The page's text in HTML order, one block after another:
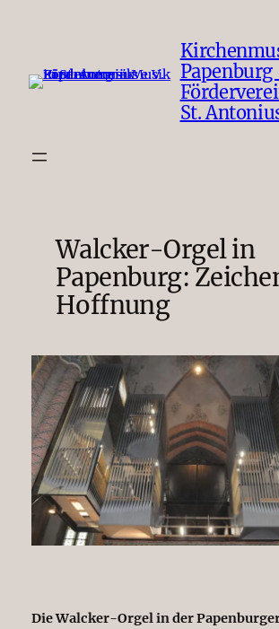
Papenburg
St.
Walcker-Orgel in
Papenburg:
Hoffnung
Die Walcker-Orgel in der